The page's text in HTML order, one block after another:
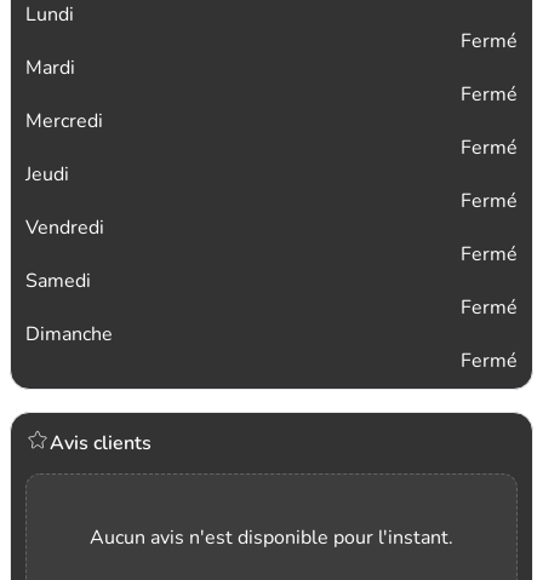
Lundi
Fermé
Mardi
Fermé
Mercredi
Fermé
Jeudi
Fermé
Vendredi
Fermé
Samedi
Fermé
Dimanche
Fermé
Avis clients
Aucun avis n'est disponible pour l'instant.